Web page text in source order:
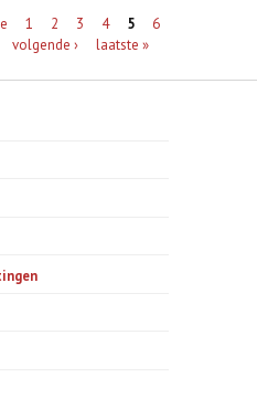
1 2 3 4 5
6
volgende › laatste »